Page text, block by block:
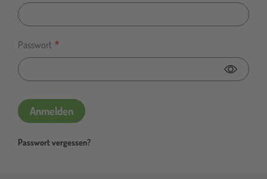
Passwort
Anmelden
Passwort vergessen?